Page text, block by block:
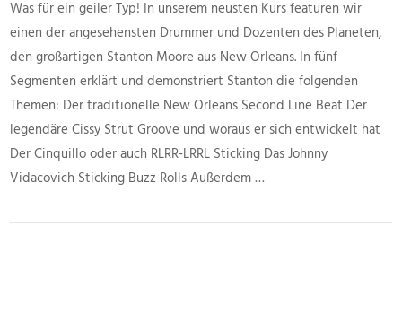
Was für ein geiler Typ! In unserem neusten Kurs featuren wir
einen der angesehensten Drummer und Dozenten des Planeten,
den großartigen Stanton Moore aus New Orleans. In fünf
Segmenten erklärt und demonstriert Stanton die folgenden
Themen: Der traditionelle New Orleans Second Line Beat Der
legendäre Cissy Strut Groove und woraus er sich entwickelt hat
Der Cinquillo oder auch RLRR-LRRL Sticking Das Johnny
Vidacovich Sticking Buzz Rolls Außerdem …